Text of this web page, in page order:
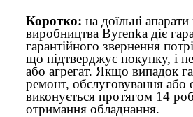
Коротко: на доїльні
виробництва Byrenka діє
гарантійного звернення
що підтверджує покупку, і
або агрегат. Якщо випадок
ремонт, обслуговування або
виконується протягом 14
отримання обладнання.